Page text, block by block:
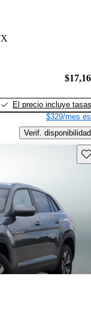
El precio incluye tasas
$329/mes
Verif. disponibilidad